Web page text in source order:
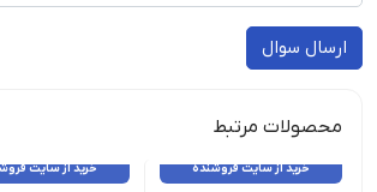
ارسال سوال
محصولات مرتبط
خرید از سایت فروشنده خرید از سایت